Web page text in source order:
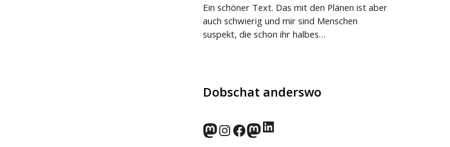
Ein schöner Text. Das mit den Plänen ist aber
auch schwierig und mir sind Menschen
suspekt, die schon ihr halbes…
Dobschat anderswo
norden.social
Instagram
Facebook
wp-punks.social
LinkedIn